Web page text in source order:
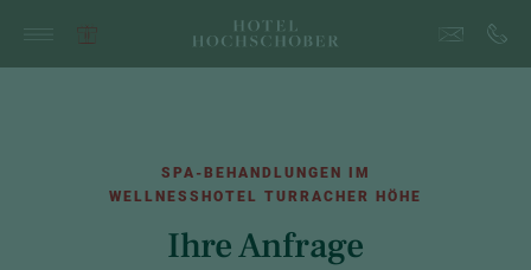
SPA-BEHANDLUNGEN IM
WELLNESSHOTEL TURRACHER HÖHE
Ihre Anfrage